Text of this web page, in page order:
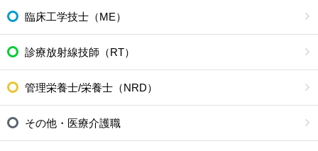
臨床工学技士（ME）
診療放射線技師（RT）
管理栄養士/栄養士（NRD）
その他・医療介護職